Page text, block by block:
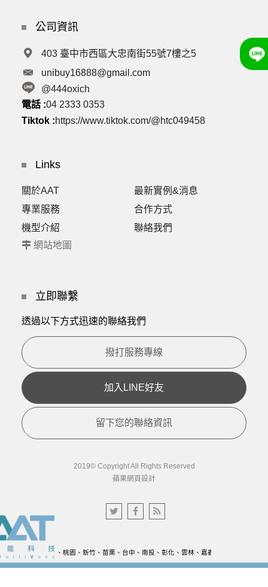
公司資訊
403 臺中市西區大忠南街55號7樓之5
unibuy16888@gmail.com
@444oxich
電話 :04 2333 0353
Tiktok :https://www.tiktok.com/@htc049458
Links
關於AAT
最新實例&消息
專業服務
合作方式
機型介紹
聯絡我們
網站地圖
立即聯繫
透過以下方式迅速的聯絡我們
撥打服務專線
加入LINE好友
留下您的聯絡資訊
2019© Copyright All Rights Reserved
蘋果網頁設計
台北、桃園、新竹、苗栗、台中、南投、彰化、雲林、嘉義、台南、高雄